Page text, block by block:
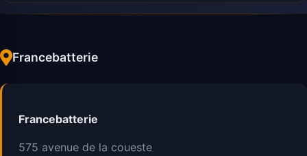
Francebatterie
Francebatterie
575 avenue de la coueste